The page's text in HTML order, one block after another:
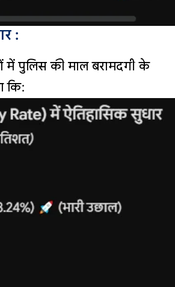
:
में पुलिस की माल बरामदगी के
कि: